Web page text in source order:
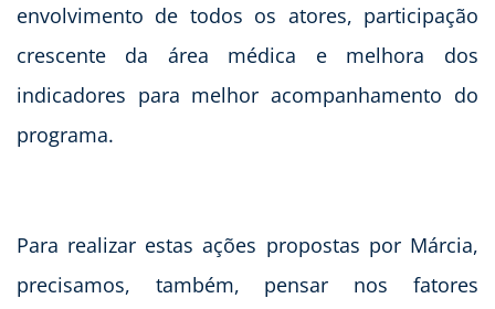
envolvimento de todos os atores, participação
crescente da área médica e melhora dos
indicadores para melhor acompanhamento do
programa.
Para realizar estas ações propostas por Márcia,
precisamos, também, pensar nos fatores